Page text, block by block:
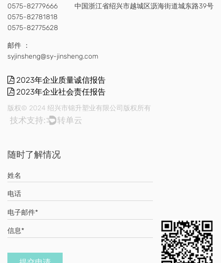
0575-82779666
0575-82781818
0575-82775628
中国浙江省绍兴市越城区沥海街道城东路39号
邮件 ：
syjinsheng@sy-jinsheng.com
2023年企业质量诚信报告
2023年企业社会责任报告
版权© 2024 绍兴市锦升塑业有限公司版权所有
技术支持: 转单云
随时了解情况